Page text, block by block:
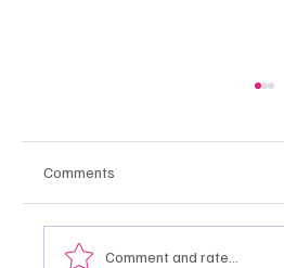
Comments
Comment and rate...